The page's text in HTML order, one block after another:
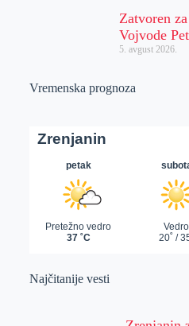
Zatvoren
Vojvode
5. avgust 2026.
Vremenska prognoza
Najčitanije vesti